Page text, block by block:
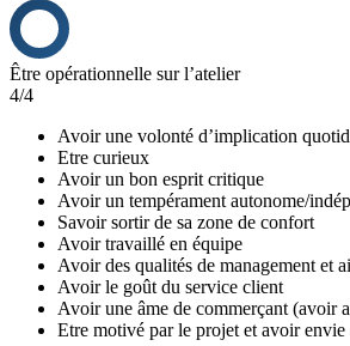
Être opérationnelle sur l’atelier
4/4
Avoir une volonté d’implication
Etre curieux
Avoir un bon esprit critique
Avoir un tempérament autonome/
Savoir sortir de sa zone de confort
Avoir travaillé en équipe
Avoir des qualités de management et
Avoir le goût du service client
Avoir une âme de commerçant (avoir
Etre motivé par le projet et avoir